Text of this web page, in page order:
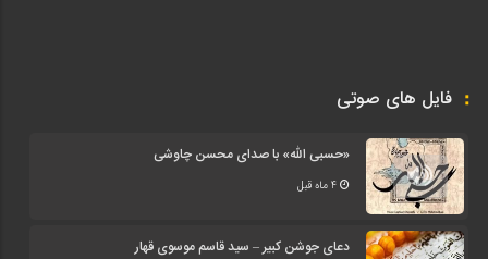
فایل های صوتی
«حسبی الله» با صدای محسن چاوشی
4 ماه قبل
دعای جوشن کبیر – سید قاسم موسوی قهار